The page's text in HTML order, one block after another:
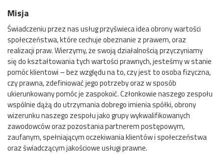
Misja
Świadczeniu przez nas usług przyświeca idea obrony wartości
społeczeństwa, które cechuje obeznanie z prawem, oraz
realizacji praw. Wierzymy, że swoją działalnością przyczyniamy
się do kształtowania tych wartości prawnych, jesteśmy w stanie
pomóc klientowi – bez względu na to, czy jest to osoba fizyczna,
czy prawna, zdefiniować jego potrzeby oraz w sposób
ukierunkowany pomóc je zaspokoić. Członkowie naszego zespołu
wspólnie dążą do utrzymania dobrego imienia spółki, obrony
wizerunku naszego zespołu jako grupy wykwalifikowanych
zawodowców oraz pozostania partnerem postępowym,
zaufanym, spełniającym oczekiwania klientów i społeczeństwa
oraz świadczącym jakościowe usługi prawne.